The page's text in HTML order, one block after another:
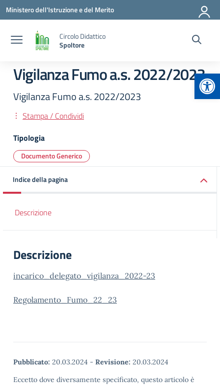
Vai ai contenuti
Vai al menu di navigazione
Vai al footer
Ministero dell'Istruzione e del Merito
Circolo Didattico
Spoltore
Vigilanza Fumo a.s. 2022/2023
Vigilanza Fumo a.s. 2022/2023
Stampa / Condividi
Tipologia
Documento Generico
Indice della pagina
Descrizione
Descrizione
incarico_delegato_vigilanza_2022-23
Regolamento_Fumo_22_23
Pubblicato: 20.03.2024 - Revisione: 20.03.2024
Eccetto dove diversamente specificato, questo articolo è